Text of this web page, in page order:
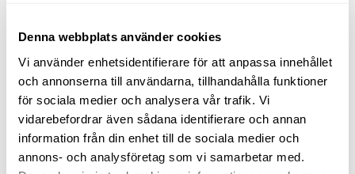
Denna webbplats använder cookies
Vi använder enhetsidentifierare för att anpassa innehållet
och annonserna till användarna, tillhandahålla funktioner
för sociala medier och analysera vår trafik. Vi
vidarebefordrar även sådana identifierare och annan
information från din enhet till de sociala medier och
annons- och analysföretag som vi samarbetar med.
MammaMage – träna bäckenbotten